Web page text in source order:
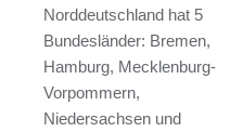
Norddeutschland hat 5
Bundesländer: Bremen,
Hamburg, Mecklenburg-
Vorpommern,
Niedersachsen und